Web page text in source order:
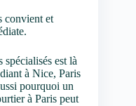
convient et
est là
à Nice, Paris
pourquoi un
à Paris peut